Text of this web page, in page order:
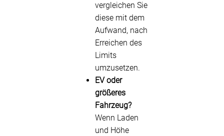
vergleichen Sie
diese mit dem
Aufwand, nach
Erreichen des
Limits
umzusetzen.
EV oder
größeres
Fahrzeug?
Wenn Laden
und Höhe